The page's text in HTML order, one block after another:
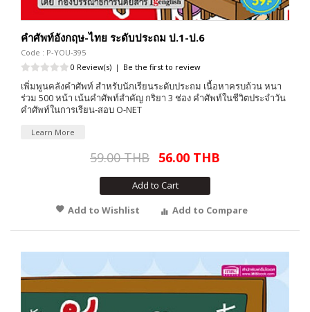
คำศัพท์อังกฤษ-ไทย ระดับประถม ป.1-ป.6
Code : P-YOU-395
0 Review(s) | Be the first to review
เพิ่มพูนคลังคำศัพท์ สำหรับนักเรียนระดับประถม เนื้อหาครบถ้วน หนา
ร่วม 500 หน้า เน้นคำศัพท์สำคัญ กริยา 3 ช่อง คำศัพท์ในชีวิตประจำวัน
คำศัพท์ในการเรียน-สอบ O-NET
Learn More
59.00 THB 56.00 THB
Add to Cart
Add to Wishlist
Add to Compare